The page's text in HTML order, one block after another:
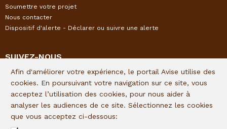
Soumettre votre projet
Nous contacter
Dispositif d'alerte - Déclarer ou suivre une alerte
SUIVEZ-NOUS
Restez informés de l'actualité I&P en vous inscrivant à notre
newsletter trimestrielle :
Lien d'inscription
Afin d'améliorer votre expérience, le portail Avise utilise des
cookies. En poursuivant votre navigation sur ce site, vous
acceptez l’utilisation des cookies, pour nous aider à
analyser les audiences de ce site. Sélectionnez les cookies
que vous acceptez ci-dessous: